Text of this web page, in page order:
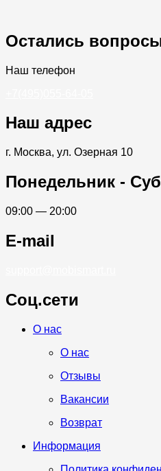
Остались
Наш телефон
Наш адрес
г. Москва, ул. Озерная 10
Понедельник -
09:00 — 20:00
E-mail
Соц.сети
Whatsapp
Telegram
О нас
О нас
Отзывы
Вакансии
Возврат
Информация